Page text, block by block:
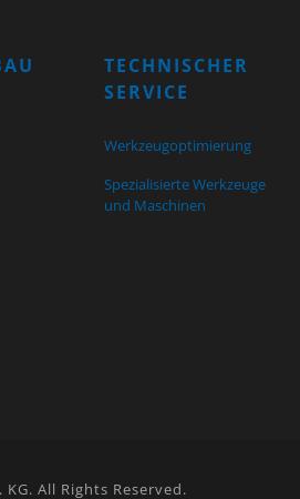
TECHNISCHER
SERVICE
Werkzeugoptimierung
Spezialisierte Werkzeuge
und Maschinen
All Rights Reserved.